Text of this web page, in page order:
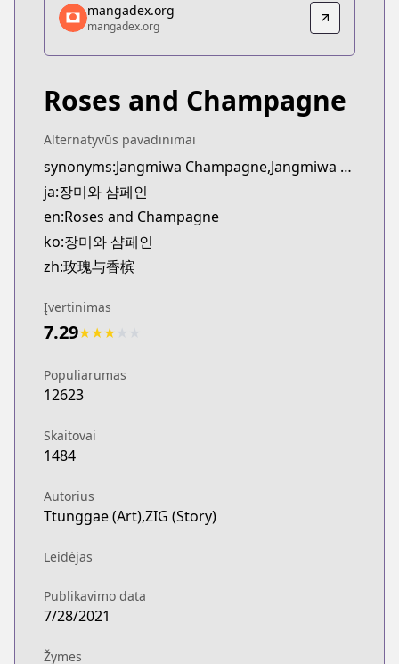
mangadex.org
mangadex.org
https://mangadex.org/title/b92b3fbd-c0f0-4d70-
mangadex.org
mangadex.org
Roses and Champagne
Alternatyvūs pavadinimai
synonyms:Jangmiwa Champagne,Jangmiwa Syampein
ja:장미와 샴페인
en:Roses and Champagne
ko:장미와 샴페인
zh:玫瑰与香槟
Įvertinimas
7.29★★★
Populiarumas
12623
Skaitovai
1484
Autorius
Ttunggae (Art),ZIG (Story)
Leidėjas
Publikavimo data
7/28/2021
Žymės